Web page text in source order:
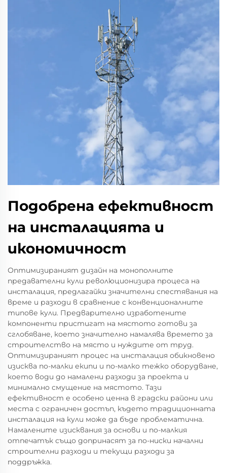
Подобрена ефективност
на инсталацията и
икономичност
Оптимизираният дизайн на монополните
предавателни кули революционизира процеса на
инсталация, предлагайки значителни спестявания на
време и разходи в сравнение с конвенционалните
типове кули. Предварително изработените
компоненти пристигат на мястото готови за
сглобяване, което значително намалява времето за
строителство на място и нуждите от труд.
Оптимизираният процес на инсталация обикновено
изисква по-малки екипи и по-малко тежко оборудване,
което води до намалени разходи за проекта и
минимално смущение на мястото. Тази
ефективност е особено ценна в градски райони или
места с ограничен достъп, където традиционната
инсталация на кули може да бъде проблематична.
Намалените изисквания за основи и по-малкия
отпечатък също допринасят за по-ниски начални
строителни разходи и текущи разходи за
поддръжка.